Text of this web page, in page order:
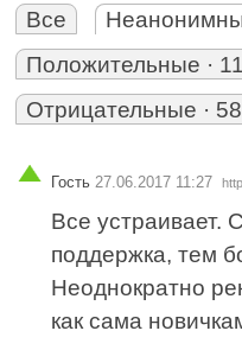
Все
Положительные ·
Отрицательные ·
Гость 27.06.2017 11:27
Все устраивает.
поддержка, тем
Неоднократно
как сама